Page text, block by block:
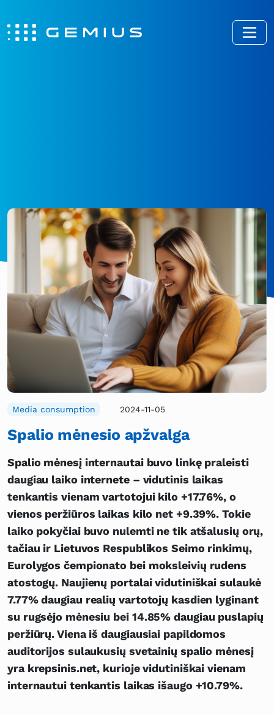
Media consumption 2024-11-05
Spalio mėnesio apžvalga
Spalio mėnesį internautai buvo linkę praleisti
daugiau laiko internete – vidutinis laikas
tenkantis vienam vartotojui kilo +17.76%, o
vienos peržiūros laikas kilo net +9.39%. Tokie
laiko pokyčiai buvo nulemti ne tik atšalusių orų,
tačiau ir Lietuvos Respublikos Seimo rinkimų,
Eurolygos čempionato bei moksleivių rudens
atostogų. Naujienų portalai vidutiniškai sulaukė
7.77% daugiau realių vartotojų kasdien lyginant
su rugsėjo mėnesiu bei 14.85% daugiau puslapių
peržiūrų. Viena iš daugiausiai papildomos
auditorijos sulaukusių svetainių spalio mėnesį
yra krepsinis.net, kurioje vidutiniškai vienam
internautui tenkantis laikas išaugo +10.79%.